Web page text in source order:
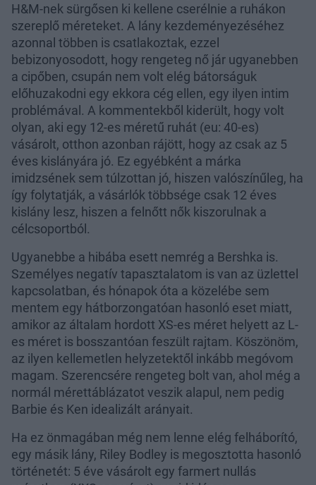
H&M-nek sürgősen ki kellene cserélnie a ruhákon
szereplő méreteket. A lány kezdeményezéséhez
azonnal többen is csatlakoztak, ezzel
bebizonyosodott, hogy rengeteg nő jár ugyanebben
a cipőben, csupán nem volt elég bátorságuk
előhuzakodni egy ekkora cég ellen, egy ilyen intim
problémával. A kommentekből kiderült, hogy volt
olyan, aki egy 12-es méretű ruhát (eu: 40-es)
vásárolt, otthon azonban rájött, hogy az csak az 5
éves kislányára jó. Ez egyébként a márka
imidzsének sem túlzottan jó, hiszen valószínűleg, ha
így folytatják, a vásárlók többsége csak 12 éves
kislány lesz, hiszen a felnőtt nők kiszorulnak a
célcsoportból.
Ugyanebbe a hibába esett nemrég a Bershka is.
Személyes negatív tapasztalatom is van az üzlettel
kapcsolatban, és hónapok óta a közelébe sem
mentem egy hátborzongatóan hasonló eset miatt,
amikor az általam hordott XS-es méret helyett az L-
es méret is bosszantóan feszült rajtam. Köszönöm,
az ilyen kellemetlen helyzetektől inkább megóvom
magam. Szerencsére rengeteg bolt van, ahol még a
normál mérettáblázatot veszik alapul, nem pedig
Barbie és Ken idealizált arányait.
Ha ez önmagában még nem lenne elég felháborító,
egy másik lány, Riley Bodley is megosztotta hasonló
történetét: 5 éve vásárolt egy farmert nullás